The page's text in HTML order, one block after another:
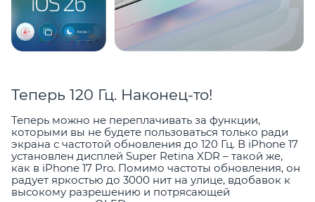
Теперь 120 Гц. Наконец-то!
Теперь можно не переплачивать за функции,
которыми вы не будете пользоваться только ради
экрана с частотой обновления до 120 Гц. В iPhone 17
установлен дисплей Super Retina XDR – такой же,
как в iPhone 17 Pro. Помимо частоты обновления, он
радует яркостью до 3000 нит на улице, вдобавок к
высокому разрешению и потрясающей